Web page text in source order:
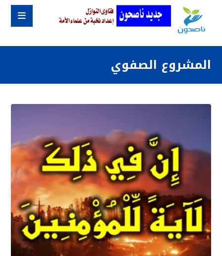
المشروع الصفوي